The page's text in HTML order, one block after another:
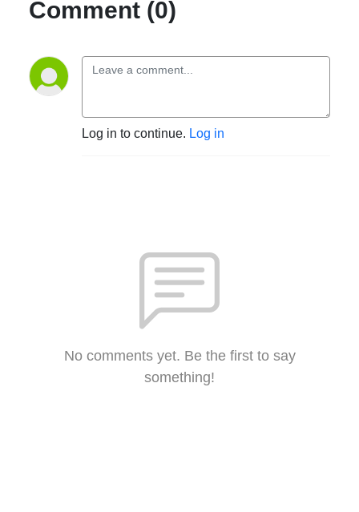
Comment (0)
Log in to continue. Log in
No comments yet. Be the first to say
something!